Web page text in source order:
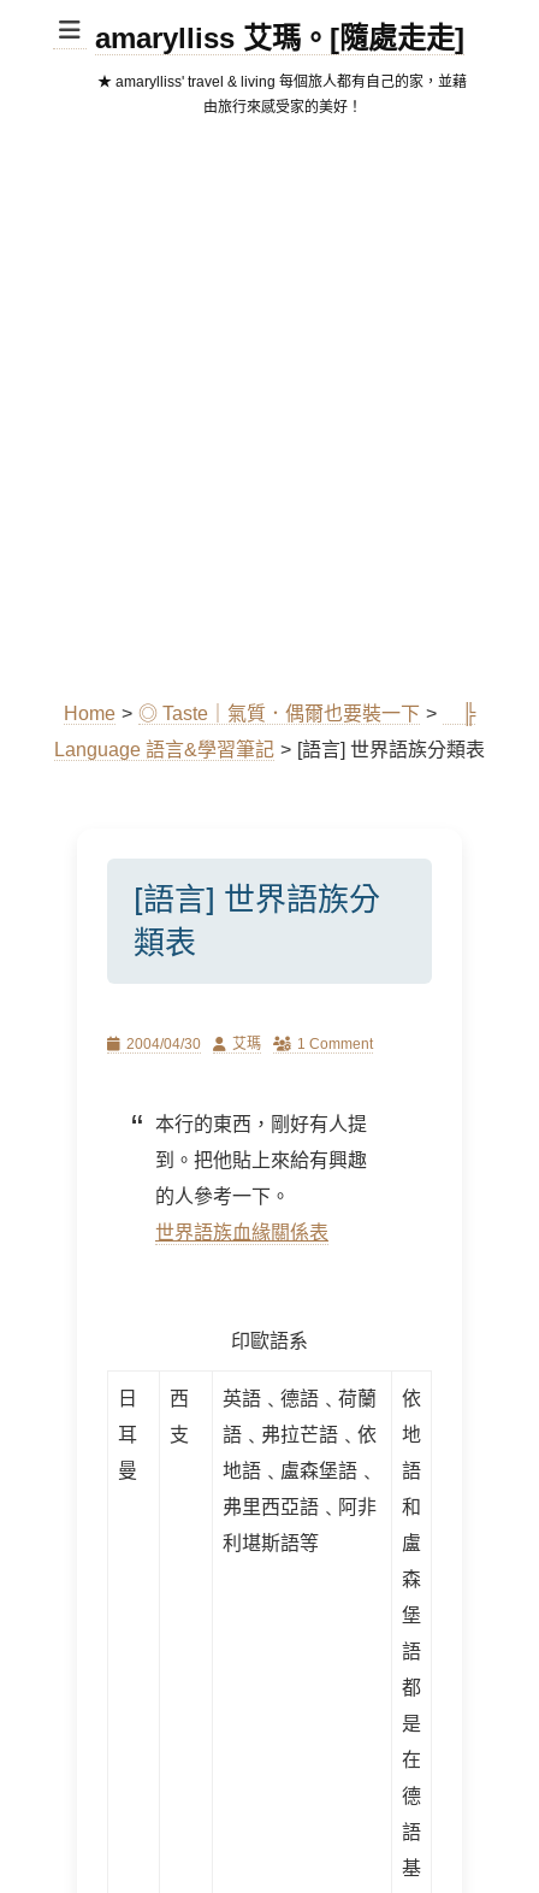
amarylliss 艾瑪。[隨處走走]
★ amarylliss' travel & living 每個旅人都有自己的家，並藉
由旅行來感受家的美好！
Home > ◎ Taste｜氣質．偶爾也要裝一下 >
╠
Language 語言&學習筆記 > [語言] 世界語族分類表
[語言] 世界語族分
類表
Posted
2004/04/30 Author
艾瑪 1 Comment
本行的東西，剛好有人提
到。把他貼上來給有興趣
的人參考一下。
世界語族血緣關係表
印歐語系
日
耳
曼
西
支
英語﹑德語﹑荷蘭
語﹑弗拉芒語﹑依
地語﹑盧森堡語﹑
弗里西亞語﹑阿非
利堪斯語等
依
地
語
和
盧
森
堡
語
都
是
在
德
語
基